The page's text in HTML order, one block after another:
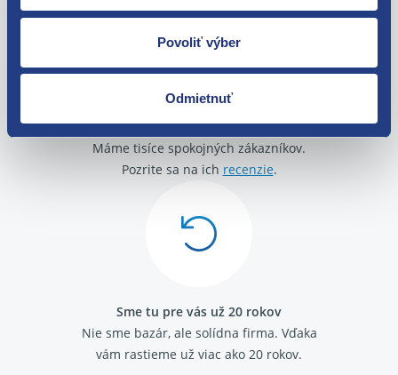
Povoliť výber
Odmietnuť
O svojich zákazníkov sa staráme
Máme tisíce spokojných zákazníkov.
Pozrite sa na ich recenzie.
Sme tu pre vás už 20 rokov
Nie sme bazár, ale solídna firma. Vďaka
vám rastieme už viac ako 20 rokov.